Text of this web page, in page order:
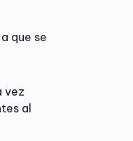
que se
vez
al